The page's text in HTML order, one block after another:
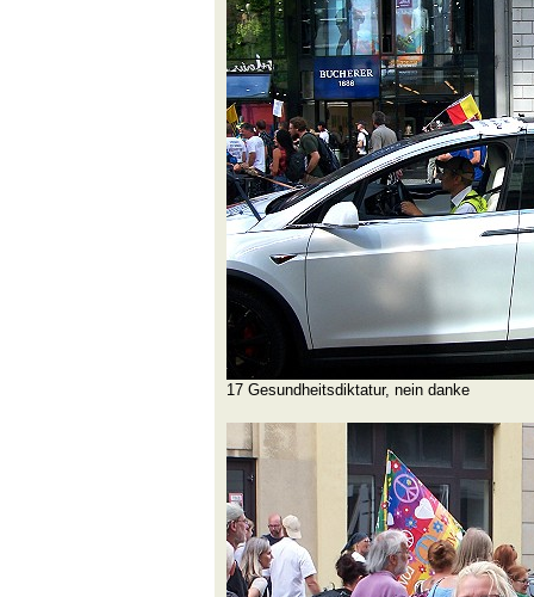
17 Gesundheitsdiktatur, nein danke